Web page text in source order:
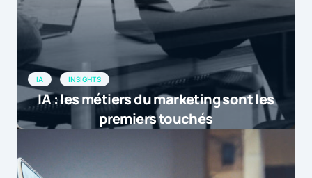
IA INSIGHTS
IA : les métiers du marketing sont les
premiers touchés